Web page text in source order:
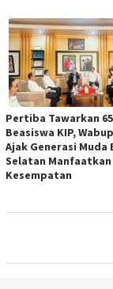
Pertiba Tawarkan
Beasiswa KIP,
Ajak Generasi Muda
Selatan Manfaatkan
Kesempatan